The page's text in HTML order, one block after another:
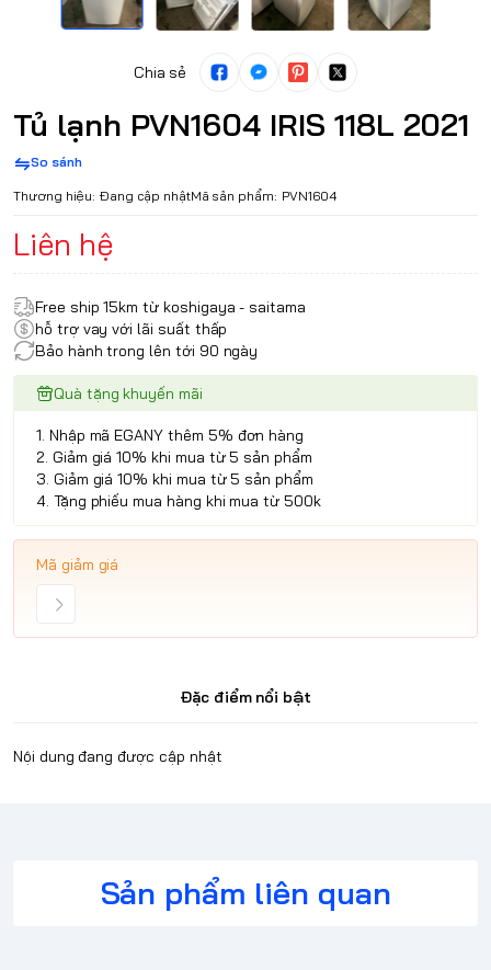
Chia sẻ
Tủ lạnh PVN1604 IRIS 118L 2021
So sánh
Thương hiệu: Đang cập nhậtMã sản phẩm: PVN1604
Liên hệ
Free ship 15km từ koshigaya - saitama
hỗ trợ vay với lãi suất thấp
Bảo hành trong lên tới 90 ngày
Quà tặng khuyến mãi
1. Nhập mã EGANY thêm 5% đơn hàng
2. Giảm giá 10% khi mua từ 5 sản phẩm
3. Giảm giá 10% khi mua từ 5 sản phẩm
4. Tặng phiếu mua hàng khi mua từ 500k
Mã giảm giá
Đặc điểm nổi bật
Nội dung đang được cập nhật
Sản phẩm liên quan